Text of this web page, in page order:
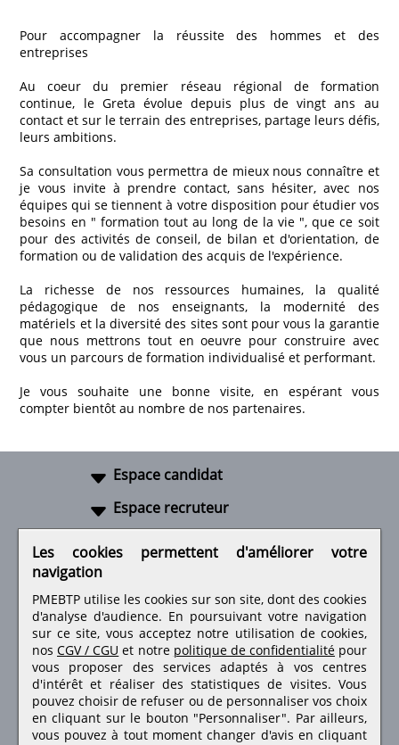
Pour accompagner la réussite des hommes et des
entreprises
Au coeur du premier réseau régional de formation
continue, le Greta évolue depuis plus de vingt ans au
contact et sur le terrain des entreprises, partage leurs défis,
leurs ambitions.
Sa consultation vous permettra de mieux nous connaître et
je vous invite à prendre contact, sans hésiter, avec nos
équipes qui se tiennent à votre disposition pour étudier vos
besoins en " formation tout au long de la vie ", que ce soit
pour des activités de conseil, de bilan et d'orientation, de
formation ou de validation des acquis de l'expérience.
La richesse de nos ressources humaines, la qualité
pédagogique de nos enseignants, la modernité des
matériels et la diversité des sites sont pour vous la garantie
que nous mettrons tout en oeuvre pour construire avec
vous un parcours de formation individualisé et performant.
Je vous souhaite une bonne visite, en espérant vous
compter bientôt au nombre de nos partenaires.
Espace candidat
Espace recruteur
Retrouvez-nous sur les réseaux sociaux
Les cookies permettent d'améliorer votre
navigation
PMEBTP utilise les cookies sur son site, dont des cookies
d'analyse d'audience. En poursuivant votre navigation
sur ce site, vous acceptez notre utilisation de cookies,
nos CGV / CGU et notre politique de confidentialité pour
vous proposer des services adaptés à vos centres
d'intérêt et réaliser des statistiques de visites.Vous
pouvez choisir de refuser ou de personnaliser vos choix
en cliquant sur le bouton "Personnaliser". Par ailleurs,
vous pouvez à tout moment changer d'avis en cliquant